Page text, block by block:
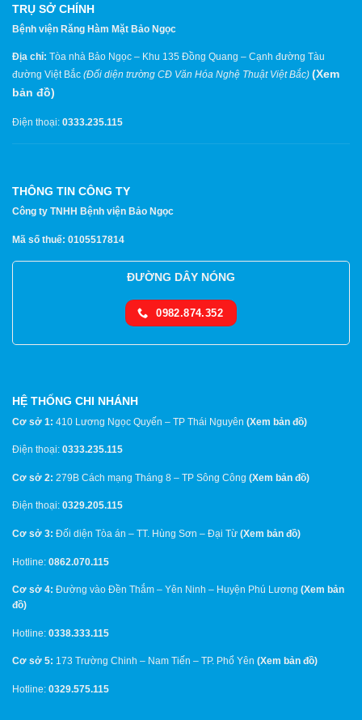
TRỤ SỞ CHÍNH
Bệnh viện Răng Hàm Mặt Bảo Ngọc
Địa chỉ: Tòa nhà Bảo Ngọc – Khu 135 Đồng Quang – Cạnh đường Tàu
đường Việt Bắc (Đối diện trường CĐ Văn Hóa Nghệ Thuật Việt Bắc) (Xem
bản đồ)
Điện thoại: 0333.235.115
THÔNG TIN CÔNG TY
Công ty TNHH Bệnh viện Bảo Ngọc
Mã số thuế: 0105517814
ĐƯỜNG DÂY NÓNG
0982.874.352
HỆ THỐNG CHI NHÁNH
Cơ sở 1: 410 Lương Ngọc Quyến – TP Thái Nguyên (Xem bản đồ)
Điện thoại: 0333.235.115
Cơ sở 2: 279B Cách mạng Tháng 8 – TP Sông Công (Xem bản đồ)
Điện thoại: 0329.205.115
Cơ sở 3: Đối diện Tòa án – TT. Hùng Sơn – Đại Từ (Xem bản đồ)
Hotline: 0862.070.115
Cơ sở 4: Đường vào Đền Thắm – Yên Ninh – Huyện Phú Lương (Xem bản
đồ)
Hotline: 0338.333.115
Cơ sở 5: 173 Trường Chinh – Nam Tiến – TP. Phổ Yên (Xem bản đồ)
Hotline: 0329.575.115